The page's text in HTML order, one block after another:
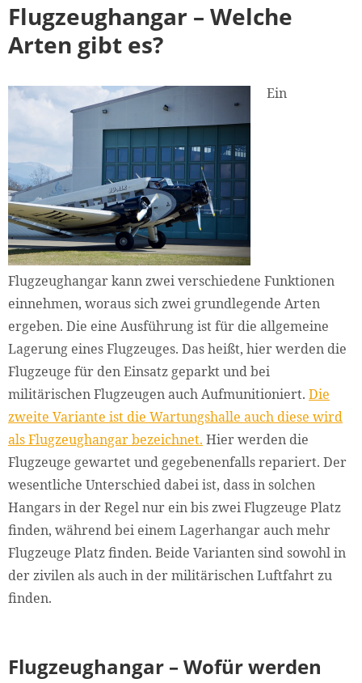
Flugzeughangar – Welche
Arten gibt es?
Ein
Flugzeughangar kann zwei verschiedene Funktionen
einnehmen, woraus sich zwei grundlegende Arten
ergeben. Die eine Ausführung ist für die allgemeine
Lagerung eines Flugzeuges. Das heißt, hier werden die
Flugzeuge für den Einsatz geparkt und bei
militärischen Flugzeugen auch Aufmunitioniert. Die
zweite Variante ist die Wartungshalle auch diese wird
als Flugzeughangar bezeichnet. Hier werden die
Flugzeuge gewartet und gegebenenfalls repariert. Der
wesentliche Unterschied dabei ist, dass in solchen
Hangars in der Regel nur ein bis zwei Flugzeuge Platz
finden, während bei einem Lagerhangar auch mehr
Flugzeuge Platz finden. Beide Varianten sind sowohl in
der zivilen als auch in der militärischen Luftfahrt zu
finden.
Flugzeughangar – Wofür werden